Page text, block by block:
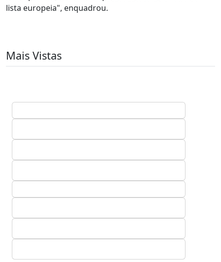
lista europeia", enquadrou.
Mais Vistas